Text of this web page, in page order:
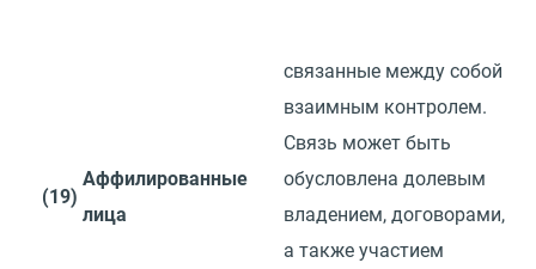
(19)
Аффилированные
лица
связанные между собой
взаимным контролем.
Связь может быть
обусловлена долевым
владением, договорами,
а также участием